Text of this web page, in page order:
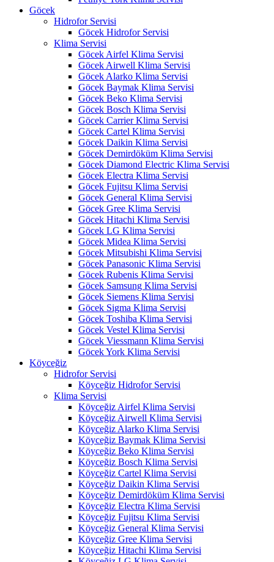
Göcek
Hidrofor Servisi
Göcek Hidrofor Servisi
Klima Servisi
Göcek Airfel Klima Servisi
Göcek Airwell Klima Servisi
Göcek Alarko Klima Servisi
Göcek Baymak Klima Servisi
Göcek Beko Klima Servisi
Göcek Bosch Klima Servisi
Göcek Carrier Klima Servisi
Göcek Cartel Klima Servisi
Göcek Daikin Klima Servisi
Göcek Demirdöküm Klima Servisi
Göcek Diamond Electric Klima Servisi
Göcek Electra Klima Servisi
Göcek Fujitsu Klima Servisi
Göcek General Klima Servisi
Göcek Gree Klima Servisi
Göcek Hitachi Klima Servisi
Göcek LG Klima Servisi
Göcek Midea Klima Servisi
Göcek Mitsubishi Klima Servisi
Göcek Panasonic Klima Servisi
Göcek Rubenis Klima Servisi
Göcek Samsung Klima Servisi
Göcek Siemens Klima Servisi
Göcek Sigma Klima Servisi
Göcek Toshiba Klima Servisi
Göcek Vestel Klima Servisi
Göcek Viessmann Klima Servisi
Göcek York Klima Servisi
Köyceğiz
Hidrofor Servisi
Köyceğiz Hidrofor Servisi
Klima Servisi
Köyceğiz Airfel Klima Servisi
Köyceğiz Airwell Klima Servisi
Köyceğiz Alarko Klima Servisi
Köyceğiz Baymak Klima Servisi
Köyceğiz Beko Klima Servisi
Köyceğiz Bosch Klima Servisi
Köyceğiz Cartel Klima Servisi
Köyceğiz Daikin Klima Servisi
Köyceğiz Demirdöküm Klima Servisi
Köyceğiz Electra Klima Servisi
Köyceğiz Fujitsu Klima Servisi
Köyceğiz General Klima Servisi
Köyceğiz Gree Klima Servisi
Köyceğiz Hitachi Klima Servisi